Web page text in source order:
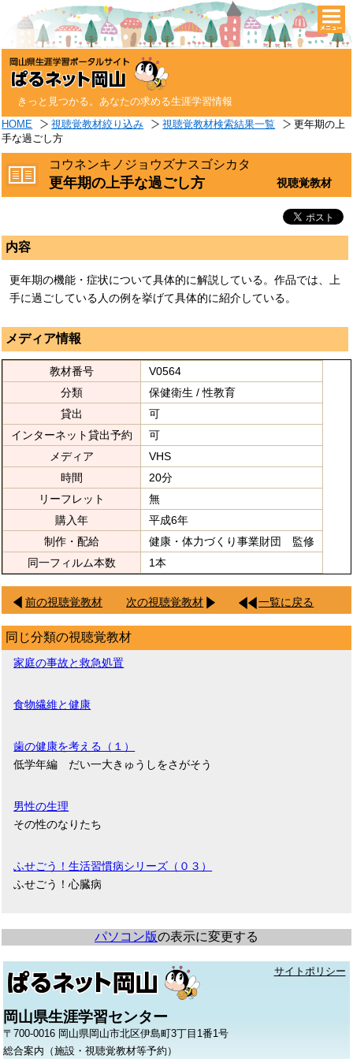
きっと見つかる。あなたの求める生涯学習情報
HOME 視聴覚教材絞り込み 視聴覚教材検索結果一覧
更年期の上
手な過ごし方
コウネンキノジョウズナスゴシカタ
更年期の上手な過ごし方 視聴覚教材
内容
更年期の機能・症状について具体的に解説している。作品では、上
手に過ごしている人の例を挙げて具体的に紹介している。
メディア情報
教材番号
V0564
分類
保健衛生 / 性教育
貸出
可
インターネット貸出予約
可
メディア
VHS
時間
20分
リーフレット
無
購入年
平成6年
制作・配給
健康・体力づくり事業財団 監修
同一フィルム本数
1本
前の視聴覚教材 次の視聴覚教材 一覧に戻る
同じ分類の視聴覚教材
家庭の事故と救急処置
食物繊維と健康
歯の健康を考える（１）
低学年編 だい一大きゅうしをさがそう
男性の生理
その性のなりたち
ふせごう！生活習慣病シリーズ（０３）
ふせごう！心臓病
パソコン版の表示に変更する
サイトポリシー
岡山県生涯学習センター
〒700-0016 岡山県岡山市北区伊島町3丁目1番1号
総合案内（施設・視聴覚教材等予約）